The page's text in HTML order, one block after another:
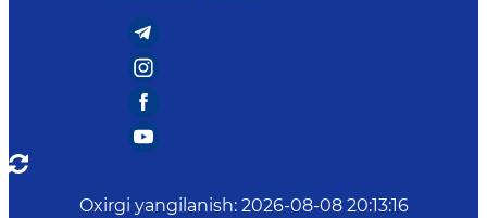
Oxirgi yangilanish: 2026-08-08 20:13:16